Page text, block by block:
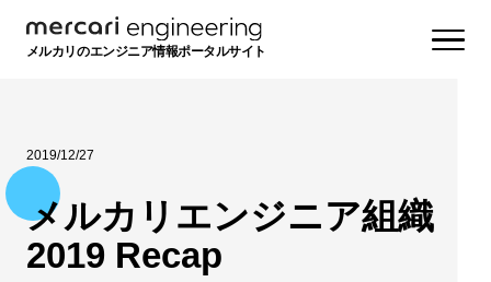
メルカリのエンジニア情報ポータルサイト
2019/12/27
メルカリエンジニア組織
2019 Recap